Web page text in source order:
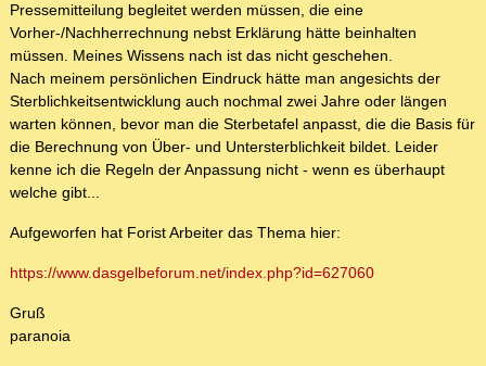
Pressemitteilung begleitet werden müssen, die eine
Vorher-/Nachherrechnung nebst Erklärung hätte beinhalten
müssen. Meines Wissens nach ist das nicht geschehen.
Nach meinem persönlichen Eindruck hätte man angesichts der
Sterblichkeitsentwicklung auch nochmal zwei Jahre oder längen
warten können, bevor man die Sterbetafel anpasst, die die Basis für
die Berechnung von Über- und Untersterblichkeit bildet. Leider
kenne ich die Regeln der Anpassung nicht - wenn es überhaupt
welche gibt...
Aufgeworfen hat Forist Arbeiter das Thema hier:
https://www.dasgelbeforum.net/index.php?id=627060
Gruß
paranoia